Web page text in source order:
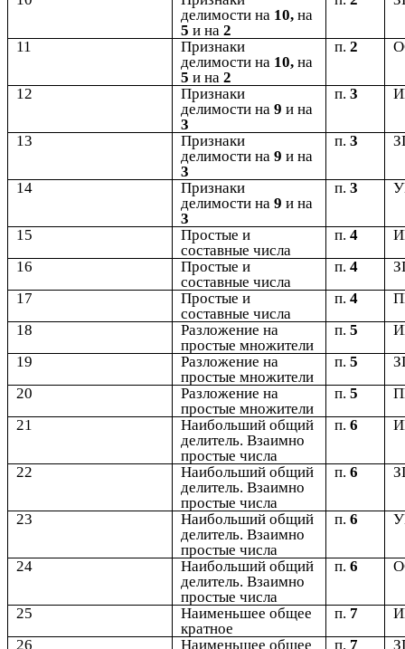
делимости на 10,на
5и на2
11
Признаки
делимости на 10,на
5и на2
п.2
12
Признаки
делимости на9и на
3
п.3
13
Признаки
делимости на9и на
3
п.3
14
Признаки
делимости на9и на
3
п.3
15
Простые и
составные числа
п.4
16
Простые и
составные числа
п.4
17
Простые и
составные числа
п.4
18
Разложение на
простые множители
п.5
19
Разложение на
простые множители
п.5
20
Разложение на
простые множители
п.5
21
Наибольший общий
делитель. Взаимно
простые числа
п.6
22
Наибольший общий
делитель. Взаимно
простые числа
п.6
23
Наибольший общий
делитель. Взаимно
простые числа
п.6
24
Наибольший общий
делитель. Взаимно
простые числа
п.6
25
Наименьшее общее
кратное
п. 7
26
Наименьшее общее
п. 7